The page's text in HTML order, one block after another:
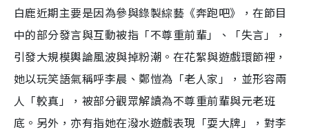
白鹿近期主要是因為參與錄製綜藝《奔跑吧》，在節目
中的部分發言與互動被指「不尊重前輩」、「失言」，
引發大規模輿論風波與掉粉潮。在花絮與遊戲環節裡，
她以玩笑語氣稱呼李晨、鄭愷為「老人家」，並形容兩
人「較真」，被部分觀眾解讀為不尊重前輩與元老班
底。另外，亦有指她在潑水遊戲表現「耍大牌」，對李